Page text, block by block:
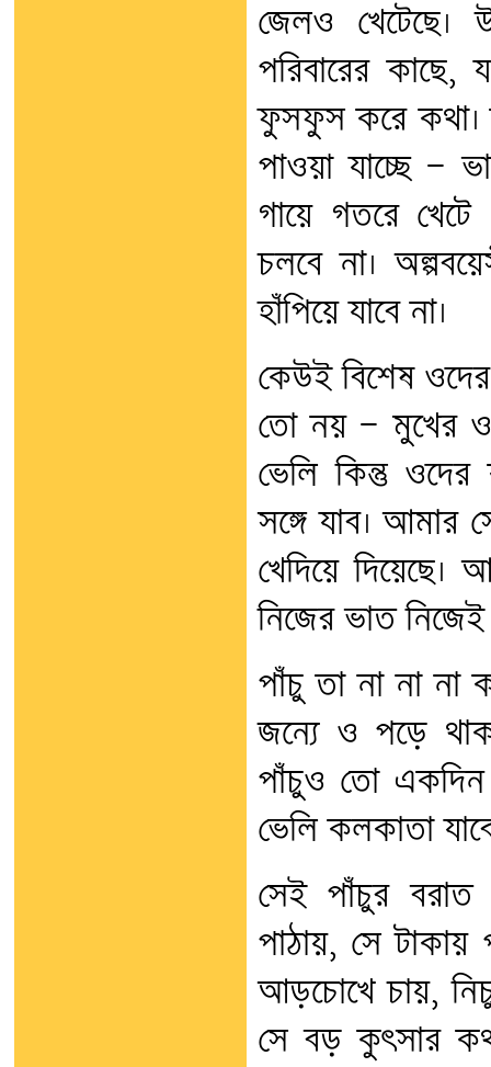
জেলও খেটেছে।
পরিবারের
ফুসফুস করে
পাওয়া যাচ্ছে —
গায়ে গতরে
চলবে না।
হাঁপিয়ে যাবে না।
কেউই বিশেষ
তো নয় — মুখের
ভেলি কিন্তু
সঙ্গে যাব। আমার
খেদিয়ে
নিজের ভাত
পাঁচু তা না না না
জন্যে ও পড়ে
পাঁচুও তো একদিন
ভেলি কলকাতা
সেই পাঁচুর বরাত
পাঠায়, সে
আড়চোখে চায়,
সে বড় কুৎসার